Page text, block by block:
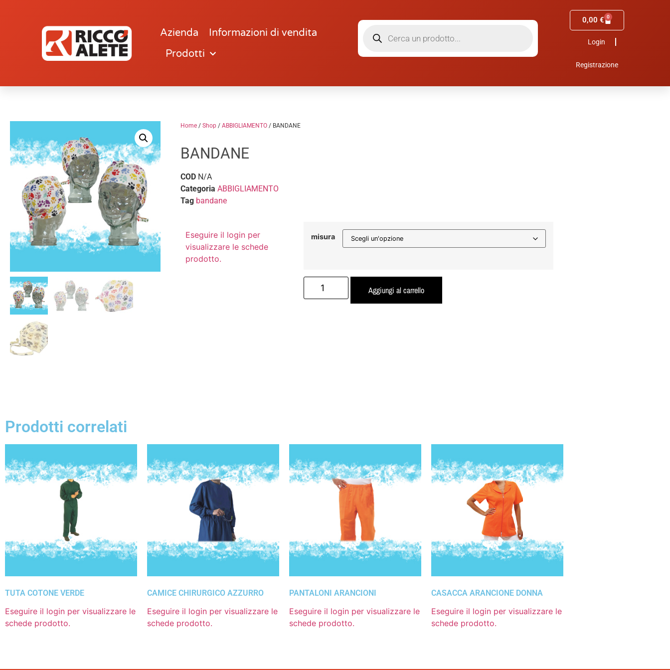
Azienda
Informazioni di vendita
Prodotti
0,00€ 0
Login
Registrazione
Home / Shop / ABBIGLIAMENTO / BANDANE
BANDANE
COD N/A
Categoria ABBIGLIAMENTO
Tag bandane
Eseguire il login per
visualizzare le schede
prodotto.
misura
Aggiungi al carrello
Prodotti correlati
TUTA COTONE VERDE
Eseguire il login per visualizzare le
schede prodotto.
CAMICE CHIRURGICO AZZURRO
Eseguire il login per visualizzare le
schede prodotto.
PANTALONI ARANCIONI
Eseguire il login per visualizzare le
schede prodotto.
CASACCA ARANCIONE DONNA
Eseguire il login per visualizzare le
schede prodotto.